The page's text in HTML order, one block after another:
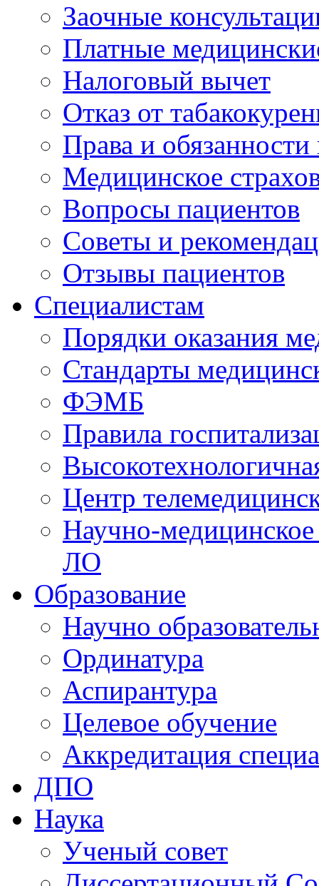
Заочные
Платные
Налоговый вычет
Отказ от
Права и
Медицинское
Вопросы пациентов
Советы и
Отзывы пациентов
Специалистам
Порядки оказания
Стандарты
ФЭМБ
Правила
Центр
Научно-
ЛО
Образование
Научно
Ординатура
Аспирантура
Целевое обучение
Аккредитация
ДПО
Наука
Ученый совет